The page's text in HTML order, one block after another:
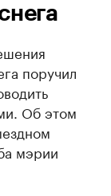
поручил
Об этом
мэрии